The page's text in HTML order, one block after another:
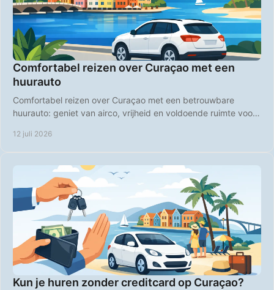
Comfortabel reizen over Curaçao met een
huurauto
Comfortabel reizen over Curaçao met een betrouwbare
huurauto: geniet van airco, vrijheid en voldoende ruimte voor
12 juli 2026
Kun je huren zonder creditcard op Curaçao?